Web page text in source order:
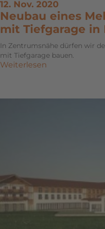
12. Nov. 2020
Neubau eines
mit Tiefgarage in
In Zentrumsnähe dürfen wir
mit Tiefgarage bauen.
Weiterlesen